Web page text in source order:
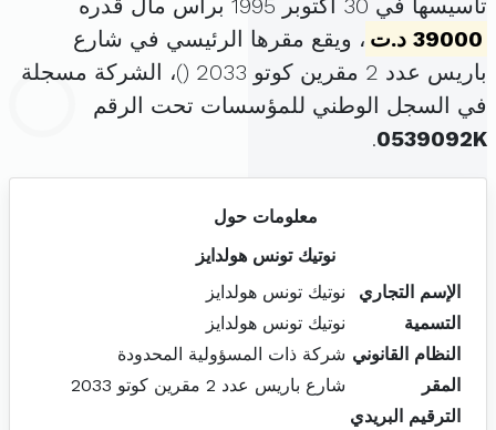
تأسيسها في 30 أكتوبر 1995 برأس مال قدره
39000 د.ت
، ويقع مقرها الرئيسي في شارع
باريس عدد 2 مقرين كوتو 2033 (
)، الشركة مسجلة
في السجل الوطني للمؤسسات تحت الرقم
0539092K
.
معلومات حول
نوتيك تونس هولدايز
الإسم التجاري
نوتيك تونس هولدايز
التسمية
نوتيك تونس هولدايز
النظام القانوني شركة ذات المسؤولية المحدودة
المقر
شارع باريس عدد 2 مقرين كوتو 2033
الترقيم البريدي